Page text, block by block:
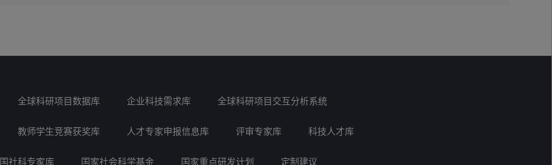
全球科研项目数据库 企业科技需求库 全球科研项目交互分析系统
教师学生竞赛获奖库 人才专家申报信息库 评审专家库 科技人才库
国社科专家库 国家社会科学基金 国家重点研发计划 定制建议